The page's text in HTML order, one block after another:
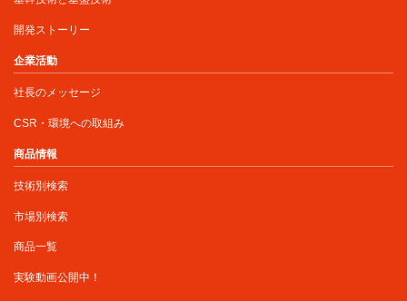
開発ストーリー
企業活動
社長のメッセージ
CSR・環境への取組み
商品情報
技術別検索
市場別検索
商品一覧
実験動画公開中！